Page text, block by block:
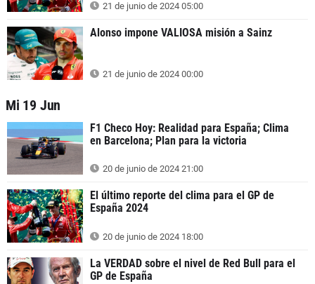
21 de junio de 2024 05:00
Alonso impone VALIOSA misión a Sainz
21 de junio de 2024 00:00
Mi 19 Jun
F1 Checo Hoy: Realidad para España; Clima
en Barcelona; Plan para la victoria
20 de junio de 2024 21:00
El último reporte del clima para el GP de
España 2024
20 de junio de 2024 18:00
La VERDAD sobre el nivel de Red Bull para el
GP de España